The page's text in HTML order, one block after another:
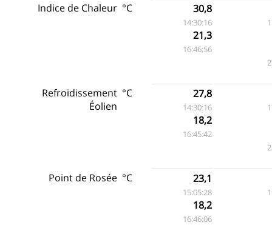
Indice de Chaleur °C 30,8
14:30:16
21,3
16:46:56
Refroidissement
Éolien
°C 27,8
14:30:16
18,2
16:45:42
Point de Rosée °C 23,1
15:05:28
18,2
16:46:06